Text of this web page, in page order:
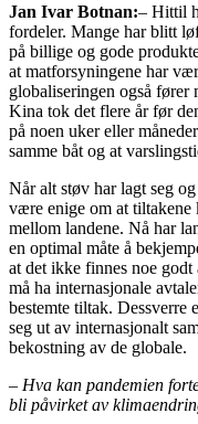
Jan Ivar Botnan:– Hittil
fordeler. Mange har blitt
på billige og gode
at matforsyningene har
globaliseringen også fører
Kina tok det flere år før
på noen uker eller
samme båt og at
Når alt støv har lagt seg
være enige om at
mellom landene. Nå har
en optimal måte å
at det ikke finnes noe
må ha internasjonale
bestemte tiltak. Dessverre
seg ut av internasjonalt
bekostning av de globale.
– Hva kan pandemien
bli påvirket av